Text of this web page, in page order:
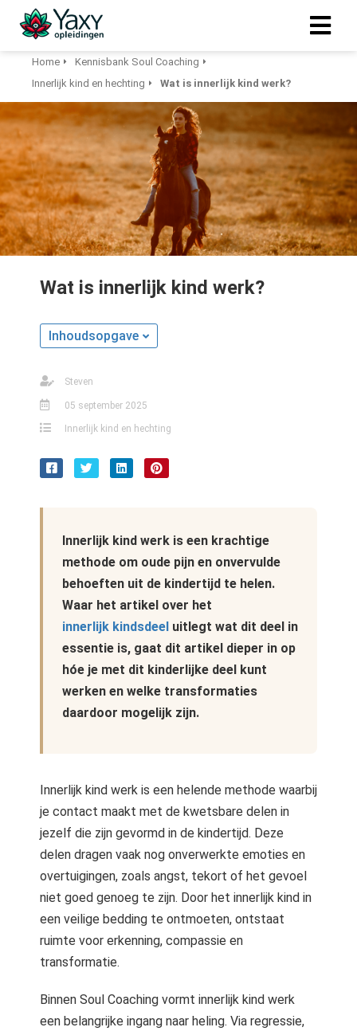
Home
Kennisbank Soul Coaching
Innerlijk kind en hechting
Wat is innerlijk kind werk?
Wat is innerlijk kind werk?
Inhoudsopgave
Steven
05 september 2025
Innerlijk kind en hechting
Innerlijk kind werk is een krachtige
methode om oude pijn en onvervulde
behoeften uit de kindertijd te helen.
Waar het artikel over het
innerlijk kindsdeel uitlegt wat dit deel in
essentie is, gaat dit artikel dieper in op
hóe je met dit kinderlijke deel kunt
werken en welke transformaties
daardoor mogelijk zijn.
Innerlijk kind werk is een helende methode waarbij
je contact maakt met de kwetsbare delen in
jezelf die zijn gevormd in de kindertijd. Deze
delen dragen vaak nog onverwerkte emoties en
overtuigingen, zoals angst, tekort of het gevoel
niet goed genoeg te zijn. Door het innerlijk kind in
een veilige bedding te ontmoeten, ontstaat
ruimte voor erkenning, compassie en
transformatie.
Binnen Soul Coaching vormt innerlijk kind werk
een belangrijke ingang naar heling. Via regressie,